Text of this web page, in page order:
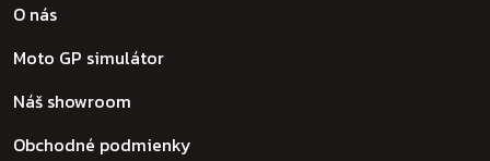
O nás
Moto GP simulátor
Náš showroom
Obchodné podmienky